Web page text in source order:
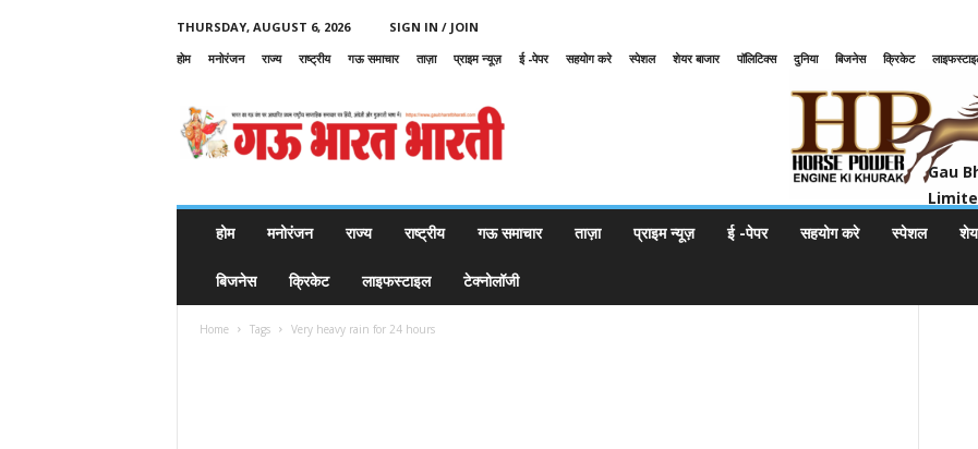
THURSDAY, AUGUST 6, 2026
SIGN IN / JOIN
होम
मनोरंजन राज्य राष्ट्रीय गऊ समाचार ताज़ा प्राइम न्यूज़ ई -पेपर सहयोग करे स्पेशल शेयर बाजार पॉलिटिक्स दुनिया बिजनेस क्रिकेट
u
Gau
होम
मनोरंजन राज्य राष्ट्रीय गऊ समाचार ताज़ा प्राइम न्यूज़ ई -पेपर सहयोग करे स्पेशल
बिजनेस क्रिकेट लाइफस्टाइल टेक्नोलॉजी
Home Tags Very heavy rain for 24 hours